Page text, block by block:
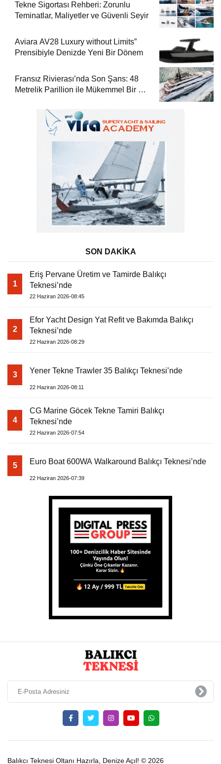
Tekne Sigortası Rehberi: Zorunlu
Teminatlar, Maliyetler ve Güvenli Seyir
Aviara AV28 Luxury without Limits”
Prensibiyle Denizde Yeni Bir Dönem
Fransız Rivierası’nda Son Şans: 48
Metrelik Parillion ile Mükemmel Bir Yat
SON DAKİKA
1
Eriş Pervane Üretim ve Tamirde Balıkçı
Teknesi’nde
22 Haziran 2026-08:45
2
Efor Yacht Design Yat Refit ve Bakımda Balıkçı
Teknesi’nde
22 Haziran 2026-08:29
3 Yener Tekne Trawler 35 Balıkçı Teknesi’nde
22 Haziran 2026-08:11
4
CG Marine Göcek Tekne Tamiri Balıkçı
Teknesi’nde
22 Haziran 2026-07:54
5 Euro Boat 600WA Walkaround Balıkçı Teknesi’nde
22 Haziran 2026-07:39
Balıkcı Teknesi Oltanı Hazırla, Denize Açıl! © 2026